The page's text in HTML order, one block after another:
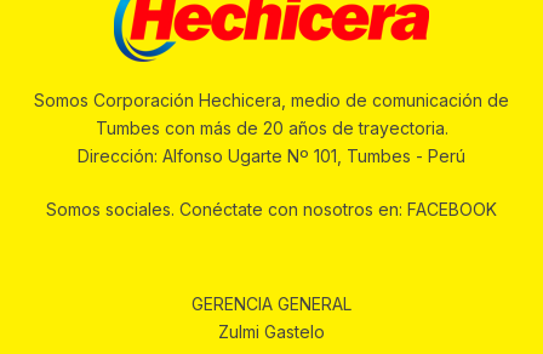
Somos Corporación Hechicera, medio de comunicación de
Tumbes con más de 20 años de trayectoria.
Dirección: Alfonso Ugarte Nº 101, Tumbes - Perú
Somos sociales. Conéctate con nosotros en: FACEBOOK
GERENCIA GENERAL
Zulmi Gastelo